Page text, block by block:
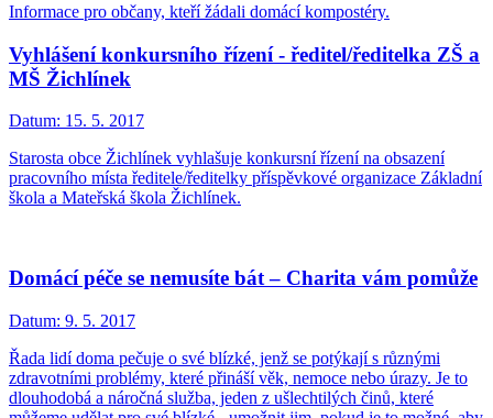
Informace pro občany, kteří žádali domácí kompostéry.
Vyhlášení konkursního řízení - ředitel/ředitelka ZŠ a
MŠ Žichlínek
Datum: 15. 5. 2017
Starosta obce Žichlínek vyhlašuje konkursní řízení na obsazení
pracovního místa ředitele/ředitelky příspěvkové organizace Základní
škola a Mateřská škola Žichlínek.
Domácí péče se nemusíte bát – Charita vám pomůže
Datum: 9. 5. 2017
Řada lidí doma pečuje o své blízké, jenž se potýkají s různými
zdravotními problémy, které přináší věk, nemoce nebo úrazy. Je to
dlouhodobá a náročná služba, jeden z ušlechtilých činů, které